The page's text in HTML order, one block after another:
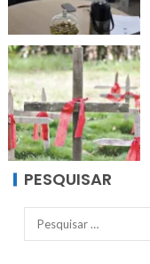
PESQUISAR